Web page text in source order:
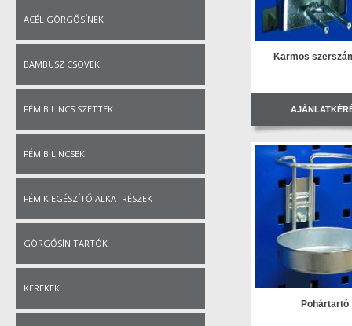
ACÉL GÖRGŐSÍNEK
BAMBUSZ CSÖVEK
FÉM BILINCS SZETTEK
FÉM BILINCSEK
FÉM KIEGÉSZÍTŐ ALKATRÉSZEK
GÖRGŐSÍN TARTÓK
KEREKEK
Karmos
Pohártartó